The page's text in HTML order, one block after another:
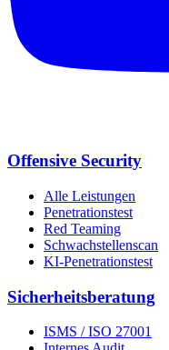
Offensive Security
Alle Leistungen
Penetrationstest
Red Teaming
Schwachstellenscan
KI-Penetrationstest
Sicherheits­beratung
ISMS / ISO 27001